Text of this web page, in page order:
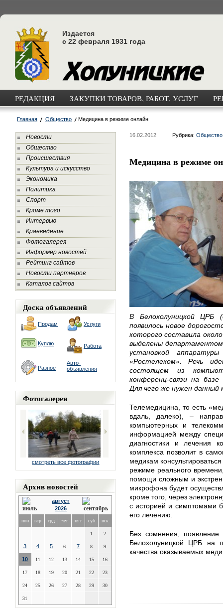
Издается
с 22 февраля 1931 года
РЕДАКЦИЯ ЗАКУПКИ ТОВАРОВ, РАБОТ, УСЛУГ
Главная Общество Медицина в режиме онлайн
Новости
Общество
Происшествия
Культура и искусство
Экономика
Политика
Спорт
Кроме того
Интервью
Краеведение
Фотогалерея
Информер новостей
Рейтинг сайтов
Новости партнеров
Каталог сайтов
Доска объявлений
Продам Услуги
Куплю Работа
Разное
Авто-
объявления
Фотогалерея
смотреть все фотографии
Архив новостей
август
2026
пон втр срд чет пят суб вск
1 2
3 4 5 6 7 8 9
10 11 12 13 14 15 16
17 18 19 20 21 22 23
24 25 26 27 28 29 30
31
16.02.2012 Рубрика: Общество
Медицина в режиме
В Белохолуницкой ЦРБ
появилось новое
которого составила
выделены департаментом
установкой
«Ростелеком». Речь
состоящем из
конференц-связи на
Для чего же нужен данный
Телемедицина, то есть
вдаль, далеко), –
компьютерных и
информацией между
диагностики и лечения
комплекса позволит в
медикам
режиме реального
помощи сложным и
микрофона будет
кроме того, через
с историей и симптомами
его лечению.
Без сомнения,
Белохолуницкой ЦРБ на
качества оказываемых